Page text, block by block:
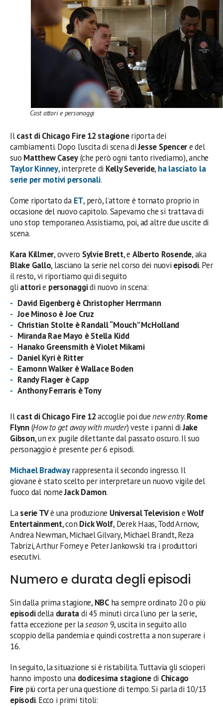
Cast attori e personaggi
Ilcast di Chicago Fire 12 stagioneriporta dei
cambiamenti. Dopo l’uscita di scena diJesse Spencere del
suo Matthew Casey(che però ogni tanto rivediamo), anche
Taylor Kinney, interprete di Kelly Severide, ha lasciato la
serie per motivi personali.
Come riportato da ET, però, l’attore è tornato proprio in
occasione del nuovo capitolo. Sapevamo che si trattava di
uno stop temporaneo. Assistiamo, poi, ad altre due uscite di
scena.
Kara Killmer, ovvero Sylvie Brett, e Alberto Rosende, aka
Blake Gallo, lasciano la serie nel corso dei nuovi episodi. Per
il resto, vi riportiamo qui di seguito
gli attorie personaggidi nuovo in scena:
David Eigenberg è Christopher Herrmann
Joe Minoso è Joe Cruz
Christian Stolte è Randall “Mouch” McHolland
Miranda Rae Mayo è Stella Kidd
Hanako Greensmith èViolet Mikami
Daniel Kyri è Ritter
Eamonn Walker è Wallace Boden
Randy Flager è Capp
Anthony Ferraris è Tony
Ilcast di Chicago Fire 12accoglie poi duenew entry.Rome
Flynn(How to get away with murder) veste i panni diJake
Gibson, un ex pugile dilettante dal passato oscuro. Il suo
personaggio è presente per 6 episodi.
Michael Bradwayrappresenta il secondo ingresso. Il
giovane è stato scelto per interpretare un nuovo vigile del
fuoco dal nomeJack Damon.
Laserie TVè una produzione Universal TelevisioneWolf
Entertainment, con Dick Wolf, Derek Haas, Todd Arnow,
Andrea Newman, Michael Gilvary, Michael Brandt, Reza
Tabrizi, Arthur Forney e Peter Jankowski tra i produttori
esecutivi.
Numero e durata degli episodi
Sin dalla prima stagione, NBCha sempre ordinato 20 o più
episodidella duratadi 45 minuti circa l’uno per la serie,
fatta eccezione per laseason 9, uscita in seguito allo
scoppio della pandemia e quindi costretta a non superare i
16.
In seguito, la situazione si è ristabilita. Tuttavia gli scioperi
hanno imposto una dodicesima stagionedi Chicago
Fire più corta per una questione di tempo. Si parla di 10/13
episodi. Ecco i primi titoli: